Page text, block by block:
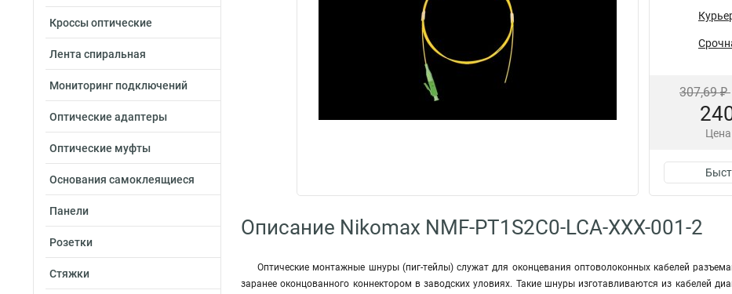
Кроссы оптические
Лента спиральная
Мониторинг подключений
Оптические адаптеры
Оптические муфты
Основания самоклеящиеся
Панели
Розетки
Стяжки
307,69 ₽
Описание Nikomax NMF-PT1S2C0-LCA-XXX-001-2
Оптические монтажные шнуры (пиг-тейлы) служат для оконцевания оптоволоконных кабелей
заранее оконцованного коннектором в заводских уловиях. Такие шнуры изготавливаются из кабелей